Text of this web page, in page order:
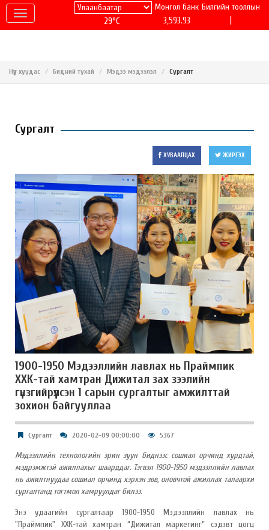
29°C
Монгол банк
3,593.93
Билгийн тооллын
Нүүр хуудас Бидний тухай Мэдээ мэдээлэл Сургалт
Сургалт
ХУВААЛЦАХ ЖИРГЭХ
1900-1950 Мэдээллийн лавлах нь Праймпик
ХХК-тай хамтран Дижитал зах зээлийн
гүнзгийрүүлсэн 1 сарын сургалтыг амжилттай
зохион байгууллаа
Сургалт 2020-02-09 00:00:00 5367
Мэдээллийн технологийн эрин зуун биднээс сошиал орчинд хурдтай,
мэдрэмжтэй ажиллахыг шаарддаг. Тэгвэл 1900-1950 мэдээллийн лавлах
нь ажилтнуудаа сошиал орчинд хэрхэн зөв, оновчтой ажиллах талаархи
сургалтанд тогтмол хамруулдаг билээ.
Энэ удаагийн сургалтаар 1900-1950 Мэдээллийн лавлах нь
"Праймпик" ХХК-тай хамтран “Дижитал маркетинг” сэдэвт цогц